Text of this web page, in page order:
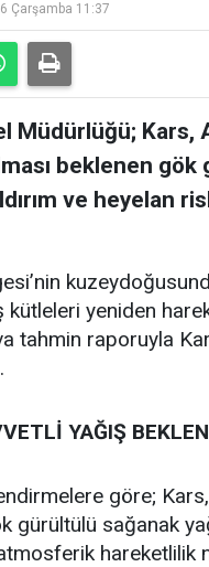
Çarşamba 11:37
Müdürlüğü; Kars,
beklenen gök
ve heyelan
kütleleri yeniden
tahmin raporuyla
YAĞIŞ
göre;
gürültülü sağanak
hareketlilik